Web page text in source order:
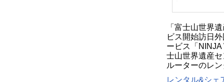
「富士山世界
ビス開始訪日
ービス「
士山世界遺産
ルーターのレ
レンタル&シェ